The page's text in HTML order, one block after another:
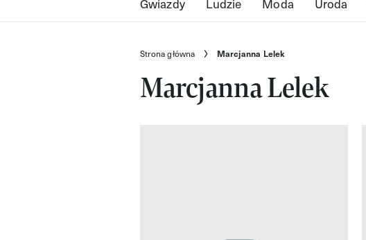
Strona główna Marcjanna Lelek
Marcjanna Lelek